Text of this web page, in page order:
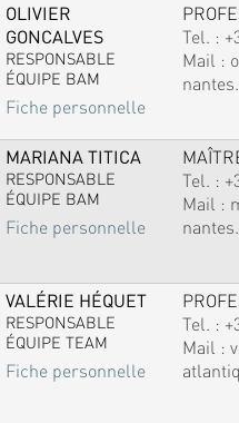
OLIVIER
GONCALVES
RESPONSABLE
ÉQUIPE BAM
Fiche personnelle
Tel. :
Mail :
MARIANA TITICA
RESPONSABLE
ÉQUIPE BAM
Fiche personnelle
Tel. :
Mail :
VALÉRIE HÉQUET
RESPONSABLE
ÉQUIPE TEAM
Fiche personnelle
Tel. :
Mail :